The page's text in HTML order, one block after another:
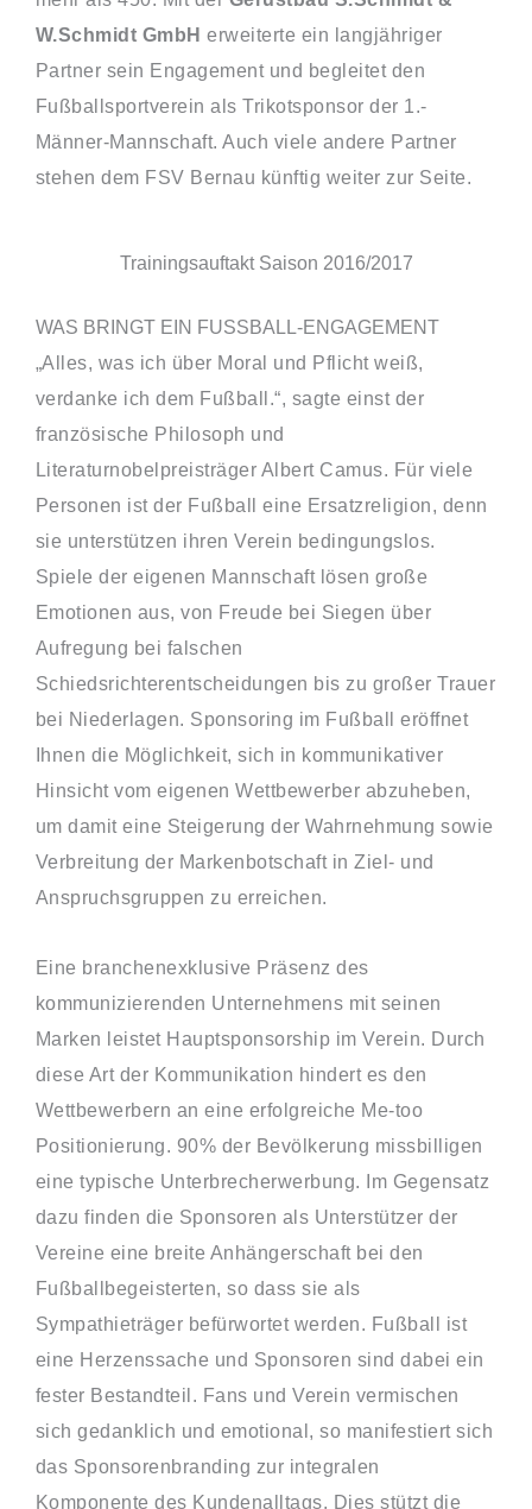
W.Schmidt GmbH erweiterte ein langjähriger
Partner sein Engagement und begleitet den
Fußballsportverein als Trikotsponsor der 1.-
Männer-Mannschaft. Auch viele andere Partner
stehen dem FSV Bernau künftig weiter zur Seite.
Trainingsauftakt Saison 2016/2017
WAS BRINGT EIN FUSSBALL-ENGAGEMENT
„Alles, was ich über Moral und Pflicht weiß,
verdanke ich dem Fußball.“, sagte einst der
französische Philosoph und
Literaturnobelpreisträger Albert Camus. Für viele
Personen ist der Fußball eine Ersatzreligion, denn
sie unterstützen ihren Verein bedingungslos.
Spiele der eigenen Mannschaft lösen große
Emotionen aus, von Freude bei Siegen über
Aufregung bei falschen
Schiedsrichterentscheidungen bis zu großer Trauer
bei Niederlagen. Sponsoring im Fußball eröffnet
Ihnen die Möglichkeit, sich in kommunikativer
Hinsicht vom eigenen Wettbewerber abzuheben,
um damit eine Steigerung der Wahrnehmung sowie
Verbreitung der Markenbotschaft in Ziel- und
Anspruchsgruppen zu erreichen.
Eine branchenexklusive Präsenz des
kommunizierenden Unternehmens mit seinen
Marken leistet Hauptsponsorship im Verein. Durch
diese Art der Kommunikation hindert es den
Wettbewerbern an eine erfolgreiche Me-too
Positionierung. 90% der Bevölkerung missbilligen
eine typische Unterbrecherwerbung. Im Gegensatz
dazu finden die Sponsoren als Unterstützer der
Vereine eine breite Anhängerschaft bei den
Fußballbegeisterten, so dass sie als
Sympathieträger befürwortet werden. Fußball ist
eine Herzenssache und Sponsoren sind dabei ein
fester Bestandteil. Fans und Verein vermischen
sich gedanklich und emotional, so manifestiert sich
das Sponsorenbranding zur integralen
Komponente des Kundenalltags. Dies stützt die